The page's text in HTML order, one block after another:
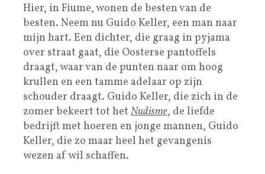
Hier, in Fiume, wonen de besten van de
besten. Neem nu Guido Keller, een man naar
mijn hart. Een dichter, die graag in pyjama
over straat gaat, die Oosterse pantoffels
draagt, waar van de punten naar om hoog
krullen en een tamme adelaar op zijn
schouder draagt. Guido Keller, die zich in de
zomer bekeert tot het Nudisme, de liefde
bedrijft met hoeren en jonge mannen, Guido
Keller, die zo maar heel het gevangenis
wezen af wil schaffen.